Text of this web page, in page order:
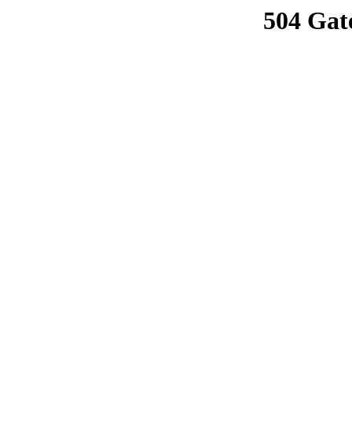
504